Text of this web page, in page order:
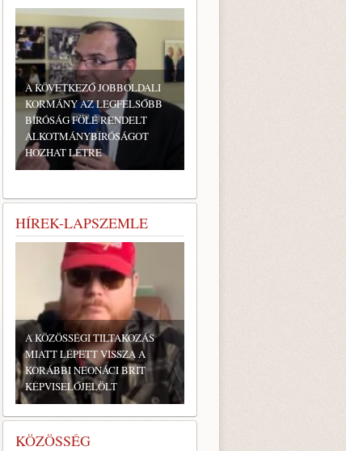
A KÖVETKEZŐ JOBBOLDALI
KORMÁNY AZ LEGFELSŐBB
BÍRÓSÁG FÖLÉ RENDELT
ALKOTMÁNYBÍRÓSÁGOT
HOZHAT LÉTRE
HÍREK-LAPSZEMLE
A KÖZÖSSÉGI TILTAKOZÁS
MIATT LÉPETT VISSZA A
KORÁBBI NEONÁCI BRIT
KÉPVISELŐJELÖLT
KÖZÖSSÉG